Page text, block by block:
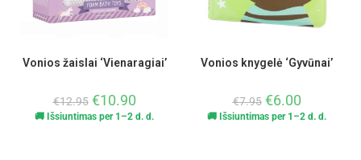
Vonios žaislai ‘Vienaragiai’
€12.95 €10.90
🚚 Išsiuntimas per 1–2 d. d.
Vonios knygelė ‘Gyvūnai’
€7.95 €6.00
🚚 Išsiuntimas per 1–2 d. d.